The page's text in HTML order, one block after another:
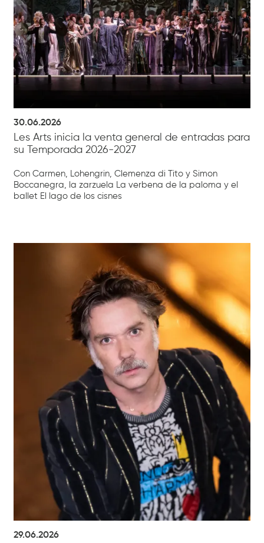
30.06.2026
Les Arts inicia la venta general de entradas para
su Temporada 2026-2027
Con Carmen, Lohengrin, Clemenza di Tito y Simon
Boccanegra, la zarzuela La verbena de la paloma y el
ballet El lago de los cisnes
29.06.2026